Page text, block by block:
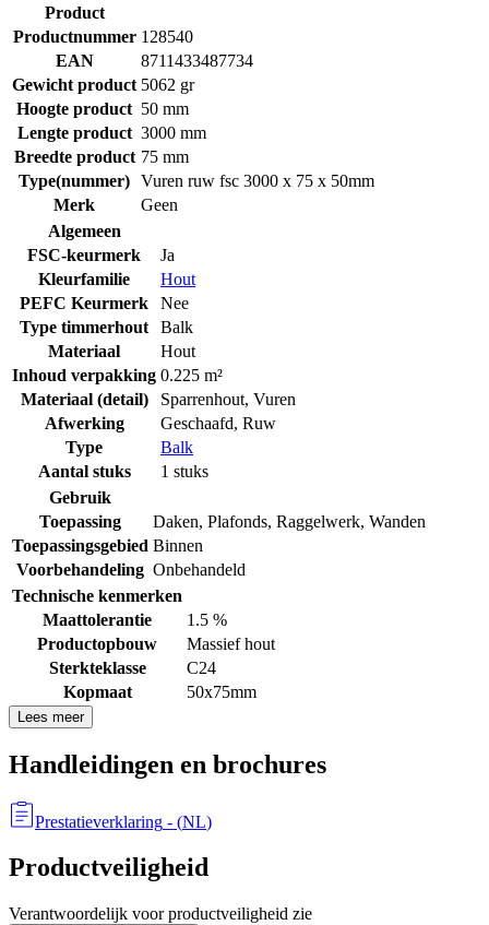
Product
Productnummer 128540
EAN
8711433487734
Gewicht product 5062 gr
Hoogte product 50 mm
Lengte product 3000 mm
Breedte product 75 mm
Type(nummer) Vuren ruw fsc 3000 x 75 x 50mm
Merk
Geen
Algemeen
FSC-keurmerk
Ja
Kleurfamilie
Hout
PEFC Keurmerk
Nee
Type timmerhout
Balk
Materiaal
Hout
Inhoud verpakking 0.225 m²
Materiaal (detail)
Sparrenhout, Vuren
Afwerking
Geschaafd, Ruw
Type
Balk
Aantal stuks
1 stuks
Gebruik
Toepassing
Daken, Plafonds, Raggelwerk, Wanden
Toepassingsgebied Binnen
Voorbehandeling Onbehandeld
Technische kenmerken
Maattolerantie
1.5 %
Productopbouw
Massief hout
Sterkteklasse
C24
Kopmaat
50x75mm
Lees meer
Handleidingen en brochures
Prestatieverklaring - (NL)
Productveiligheid
Verantwoordelijk voor productveiligheid zie